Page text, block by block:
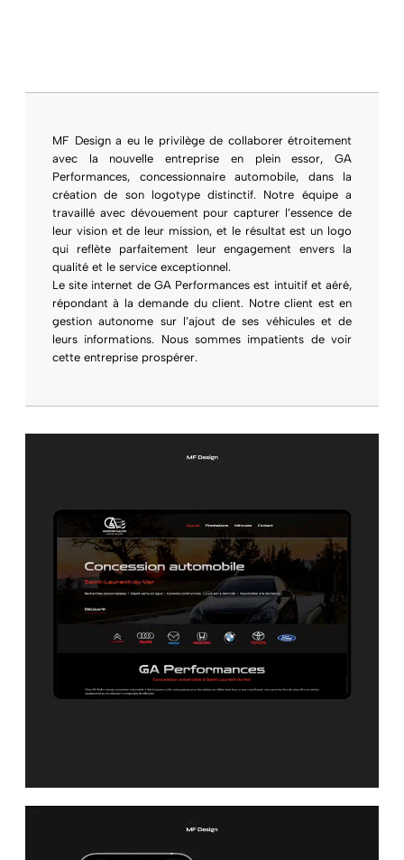
MF Design a eu le privilège de collaborer étroitement
avec la nouvelle entreprise en plein essor, GA
Performances, concessionnaire automobile, dans la
création de son logotype distinctif. Notre équipe a
travaillé avec dévouement pour capturer l’essence de
leur vision et de leur mission, et le résultat est un logo
qui reflète parfaitement leur engagement envers la
qualité et le service exceptionnel.
Le site internet de GA Performances est intuitif et aéré,
répondant à la demande du client. Notre client est en
gestion autonome sur l’ajout de ses véhicules et de
leurs informations. Nous sommes impatients de voir
cette entreprise prospérer.